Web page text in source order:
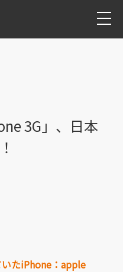
3G」、日本
たiPhone：apple